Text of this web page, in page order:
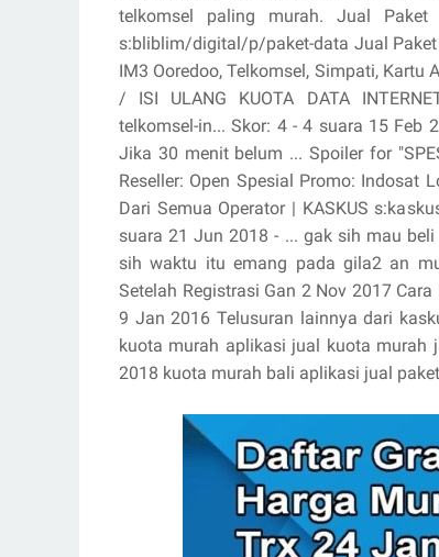
telkomsel paling murah. Jual
s:bliblim/digital/p/paket-data Jual Paket
IM3 Ooredoo, Telkomsel, Simpati, Kartu
/ ISI ULANG KUOTA DATA
telkomsel-in... Skor: 4 - ‎4 suara 15 Feb
Jika 30 menit belum ... Spoiler for
Reseller‎: ‎Open Spesial Promo‎: ‎Indosat
Dari Semua Operator | KASKUS
suara 21 Jun 2018 - ... gak sih mau
sih waktu itu emang pada gila2 an
Setelah Registrasi Gan 2 Nov 2017
9 Jan 2016 Telusuran lainnya dari
kuota murah aplikasi jual kuota murah
2018 kuota murah bali aplikasi jual